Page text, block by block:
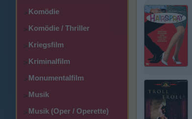
>Komödie
>Komödie / Thriller
>Kriegsfilm
>Kriminalfilm
>Monumentalfilm
>Musik
>Musik (Oper / Operette)